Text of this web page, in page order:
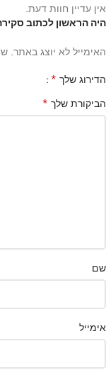
אין עדיין חוות דעת.
היה הראשון לכתוב
האימייל לא יוצג באתר.
הדירוג שלך *
הביקורת שלך *
שם
אימייל